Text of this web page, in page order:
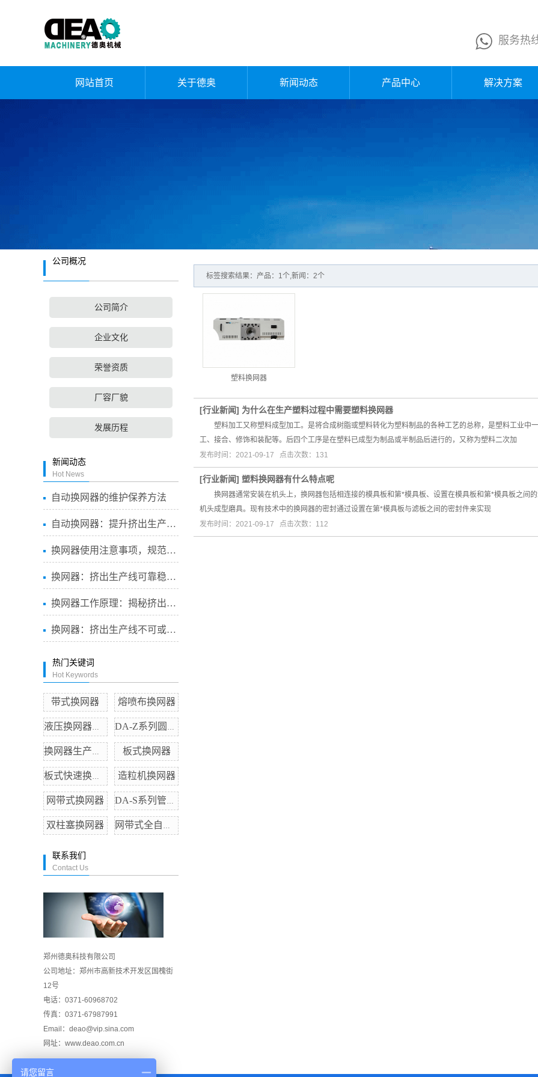
服务热
网站首页 关于德奥 新闻动态
公司新闻
行业知识
产品中心 解决方案
公司概况
公司简介
企业文化
荣誉资质
厂容厂貌
发展历程
新闻动态
Hot News
自动换网器的维护保养方法
自动换网器：提升挤出生产线...
换网器使用注意事项，规范操...
换网器：挤出生产线可靠稳定...
换网器工作原理：揭秘挤出生...
换网器：挤出生产线不可或缺...
热门关键词
Hot Keywords
带式换网器 熔喷布换网器
液压换网器价格 DA-Z系列圆体泵
换网器生产厂家 板式换网器
板式快速换网器 造粒机换网器
网带式换网器 DA-S系列管道泵
双柱塞换网器 网带式全自动换网器
联系我们
Contact Us
郑州德奥科技有限公司
公司地址：郑州市高新技术开发区国槐街
12号
电话：0371-60968702
传真：0371-67987991
Email：deao@vip.sina.com
网址：www.deao.com.cn
标签搜索结果：产品：1个,新闻：2个
塑料换网器
[行业新闻] 为什么在生产塑料过程中需要塑料换网器
塑料加工又称塑料成型加工。是将合成树脂或塑料转化为塑料制品的各种工艺的总称，是塑料工业中
工、接合、修饰和装配等。后四个工序是在塑料已成型为制品或半制品后进行的，又称为塑料二次加
发布时间：2021-09-17 点击次数：131
[行业新闻] 塑料换网器有什么特点呢
换网器通常安装在机头上，换网器包括相连接的模具板和第*模具板、设置在模具板和第*模具板之间
机头成型磨具。现有技术中的换网器的密封通过设置在第*模具板与滤板之间的密封件来实现
发布时间：2021-09-17 点击次数：112
请您留言